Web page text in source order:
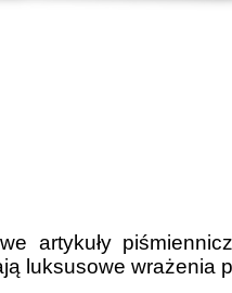
artykuły
luksusowe wrażenia